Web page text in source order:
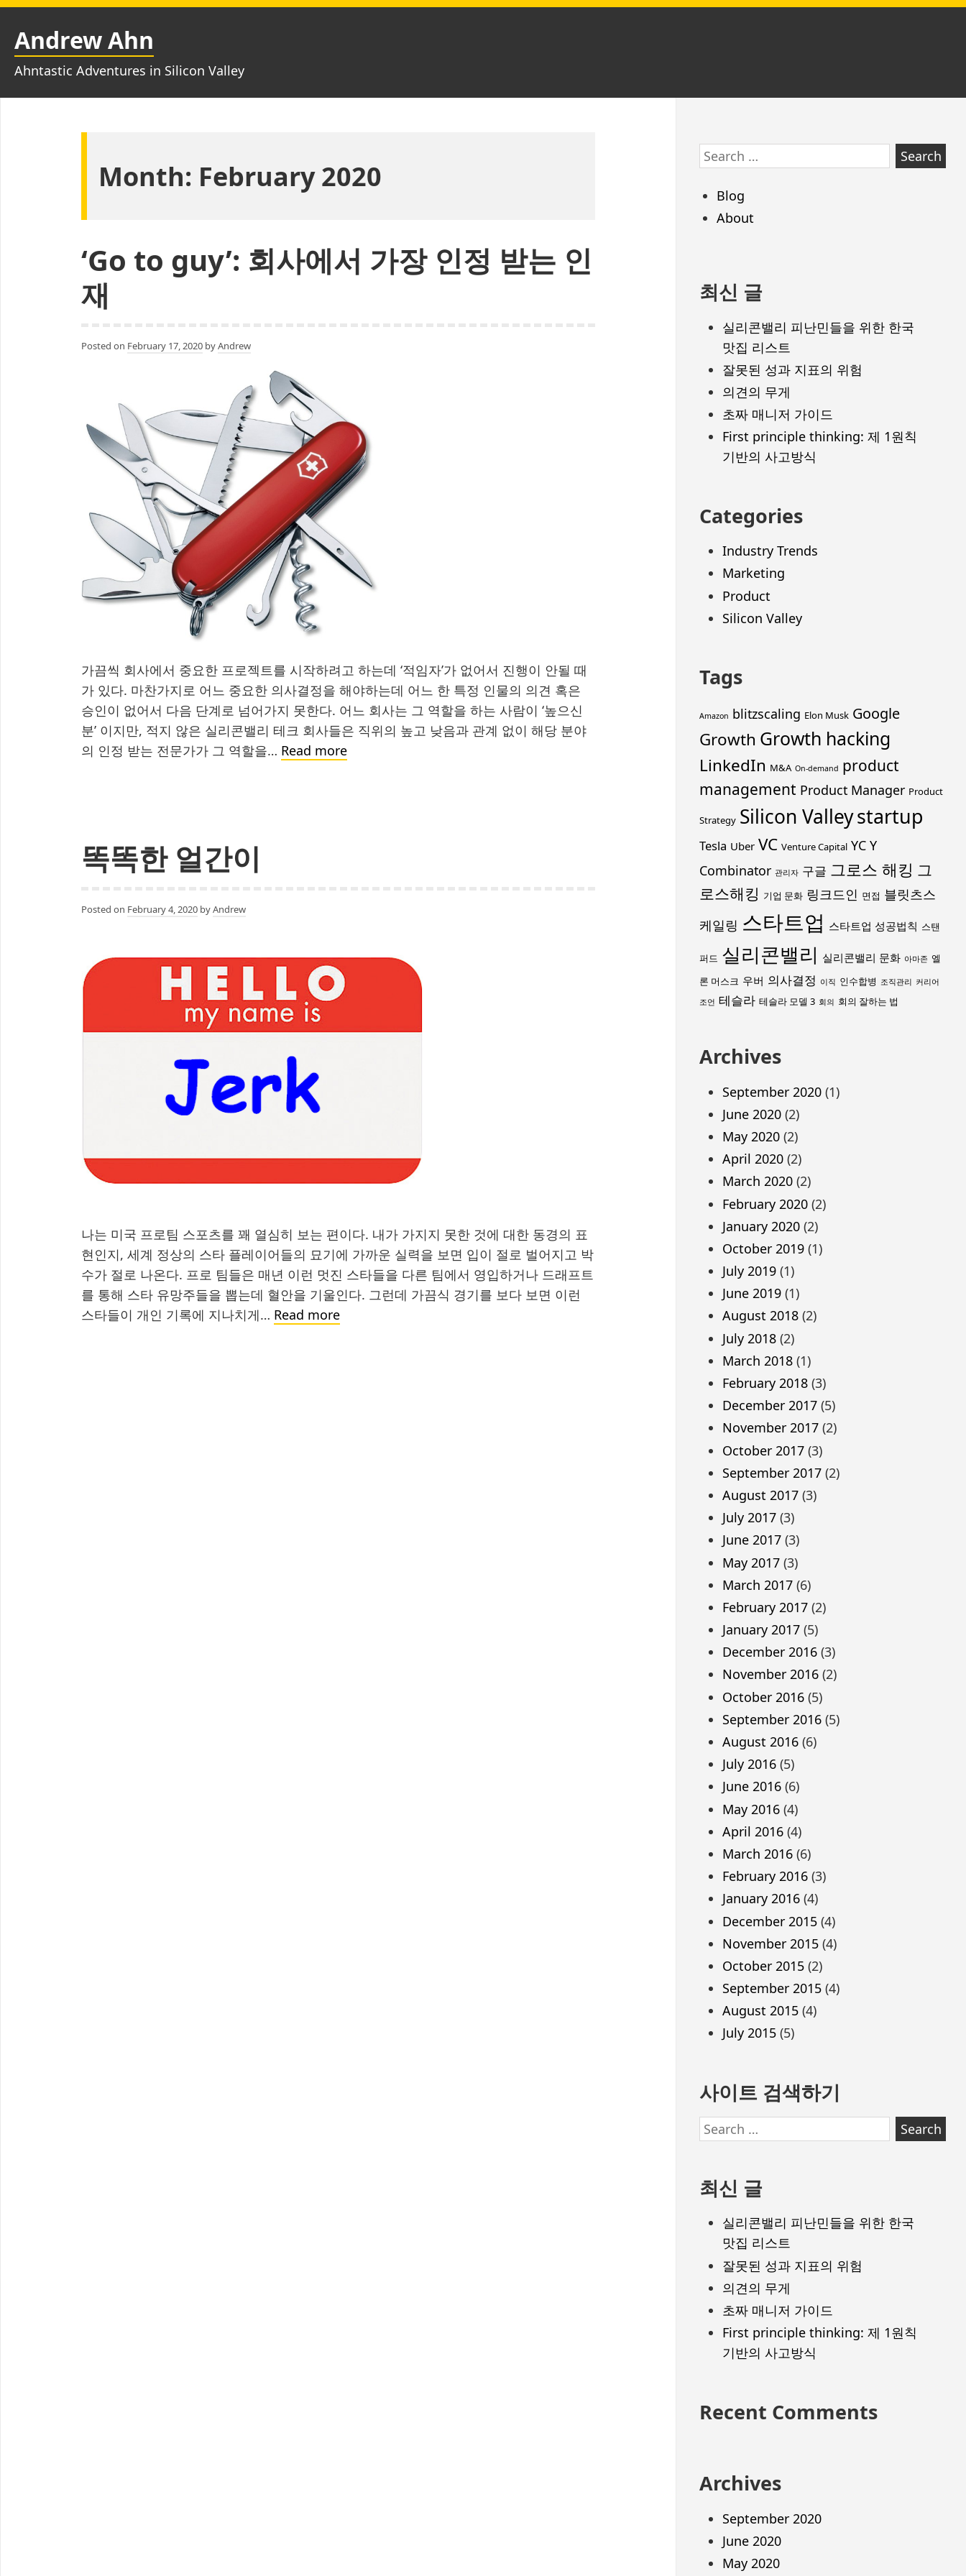
Skip
content
Andrew Ahn
Ahntastic Adventures in Silicon Valley
Month: February 2020
‘Go to guy’: 회사에서 가장 인정 받는 인
재
Posted on February 17, 2020 byAndrew
가끔씩 회사에서 중요한 프로젝트를 시작하려고 하는데 ‘적임자’가 없어서 진행이 안될 때
가 있다. 마찬가지로 어느 중요한 의사결정을 해야하는데 어느 한 특정 인물의 의견 혹은
승인이 없어서 다음 단계로 넘어가지 못한다. 어느 회사는 그 역할을 하는 사람이 ‘높으신
분’ 이지만, 적지 않은 실리콘밸리 테크 회사들은 직위의 높고 낮음과 관계 없이 해당 분야
의 인정 받는 전문가가 그 역할을… Read more‘Go
재
똑똑한 얼간이
Posted on February 4, 2020 byAndrew
나는 미국 프로팀 스포츠를 꽤 열심히 보는 편이다. 내가 가지지 못한 것에 대한 동경의 표
현인지, 세계 정상의 스타 플레이어들의 묘기에 가까운 실력을 보면 입이 절로 벌어지고 박
수가 절로 나온다. 프로 팀들은 매년 이런 멋진 스타들을 다른 팀에서 영입하거나 드래프트
를 통해 스타 유망주들을 뽑는데 혈안을 기울인다. 그런데 가끔식 경기를 보다 보면 이런
스타들이 개인 기록에 지나치게… Read more똑
Skip
to
footer
Search
for:
Blog
About
최신 글
실리콘밸리 피난민들을 위한 한국
맛집 리스트
잘못된 성과 지표의 위험
의견의 무게
초짜 매니저 가이드
First principle thinking: 제 1원칙
기반의 사고방식
Categories
Industry Trends
Marketing
Product
Silicon Valley
Tags
Amazon blitzscaling Elon Musk Google
Growth Growth hacking
LinkedIn M&A On-demand product
management Product Manager Product
Strategy Silicon Valleystartup
Tesla Uber VC Venture Capital YC Y
Combinator 관리자 구글 그로스 해킹 그
로스해킹 기업 문화 링크드인 면접 블릿츠스
케일링 스타트업 스타트업 성공법칙 스탠
퍼드 실리콘밸리 실리콘밸리 문화 아마존 엘
론 머스크 우버 의사결정 이직 인수합병 조직관리 커리어
조언 테슬라 테슬라 모델 3 회의 회의 잘하는 법
Archives
September 2020(1)
June 2020(2)
May 2020(2)
April 2020(2)
March 2020(2)
February 2020(2)
January 2020(2)
October 2019(1)
July 2019(1)
June 2019(1)
August 2018(2)
July 2018(2)
March 2018(1)
February 2018(3)
December 2017(5)
November 2017(2)
October 2017(3)
September 2017(2)
August 2017(3)
July 2017(3)
June 2017(3)
May 2017(3)
March 2017(6)
February 2017(2)
January 2017(5)
December 2016(3)
November 2016(2)
October 2016(5)
September 2016(5)
August 2016(6)
July 2016(5)
June 2016(6)
May 2016(4)
April 2016(4)
March 2016(6)
February 2016(3)
January 2016(4)
December 2015(4)
November 2015(4)
October 2015(2)
September 2015(4)
August 2015(4)
July 2015(5)
사이트 검색하기
Search
for:
최신 글
실리콘밸리 피난민들을 위한 한국
맛집 리스트
잘못된 성과 지표의 위험
의견의 무게
초짜 매니저 가이드
First principle thinking: 제 1원칙
기반의 사고방식
Recent Comments
Archives
September 2020
June 2020
May 2020